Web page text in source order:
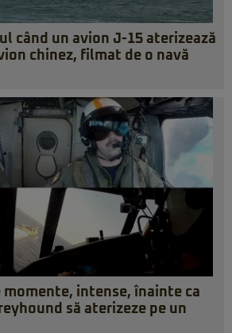
când un avion J-15 aterizează
chinez, filmat de o navă
momente, intense, înainte ca
să aterizeze pe un